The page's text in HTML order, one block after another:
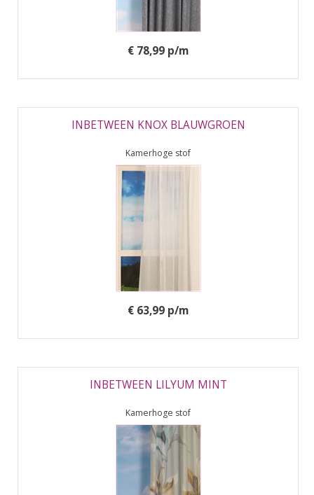
€ 78,99 p/m
INBETWEEN KNOX BLAUWGROEN
Kamerhoge stof
€ 63,99 p/m
INBETWEEN LILYUM MINT
Kamerhoge stof